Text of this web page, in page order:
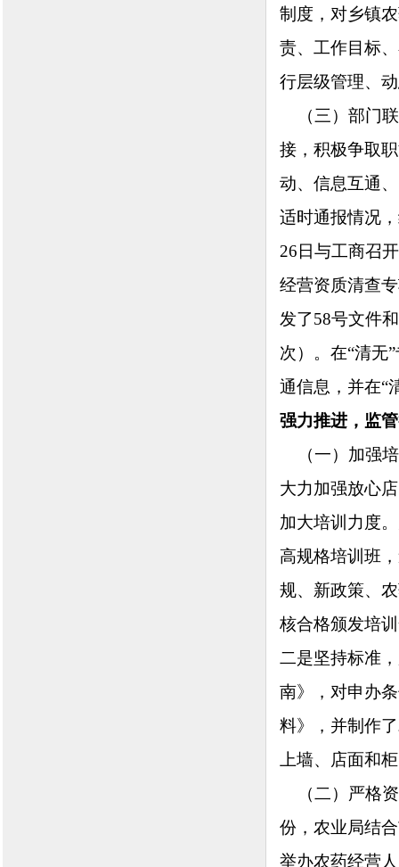
制度，对乡镇
责、工作目标
行层级管理、
（三）部门联
接，积极争取
动、信息互通
适时通报情况
26日与工商召
经营资质清查
发了58号文件
次）。在“清无
通信息，并在“
强力推进，监
（一）加强培
大力加强放心
加大培训力度
高规格培训班
规、新政策、
核合格颁发培
二是坚持标准
南》，对申办
料》，并制作
上墙、店面和
（二）严格资
份，农业局结
举办农药经营